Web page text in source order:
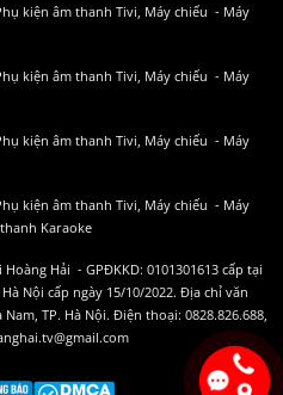
kiện âm thanh Tivi, Máy chiếu - Máy
kiện âm thanh Tivi, Máy chiếu - Máy
kiện âm thanh Tivi, Máy chiếu - Máy
kiện âm thanh Tivi, Máy chiếu - Máy
Karaoke
Hải - GPĐKKD: 0101301613 cấp tại
Nội cấp ngày 15/10/2022. Địa chỉ văn
TP. Hà Nội. Điện thoại: 0828.826.688,